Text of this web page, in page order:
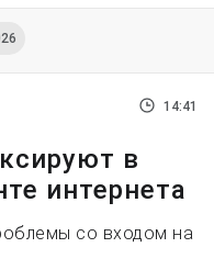
14:41
в
интернета
со входом на